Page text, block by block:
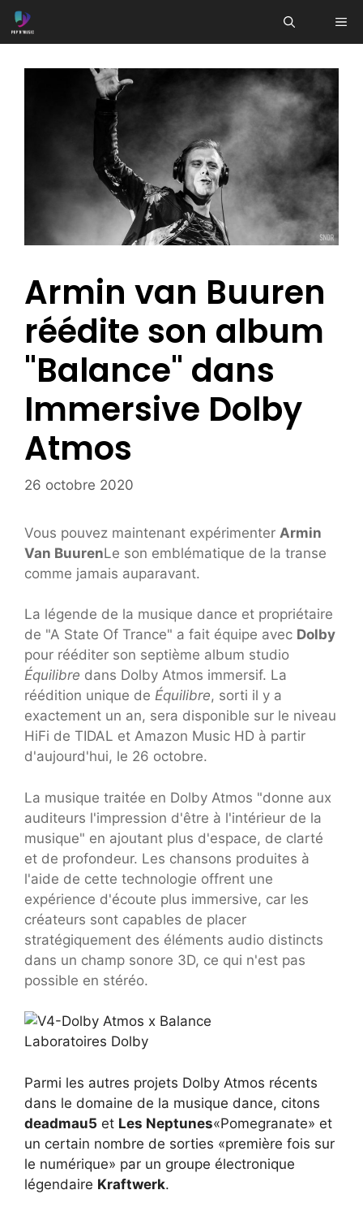
Aller
au
Armin van Buuren
réédite son album
"Balance" dans
Immersive Dolby
Atmos
26 octobre 2020
Vous pouvez maintenant expérimenter Armin
Van BuurenLe son emblématique de la transe
comme jamais auparavant.
La légende de la musique dance et propriétaire
de "A State Of Trance" a fait équipe avec Dolby
pour rééditer son septième album studio
Équilibre dans Dolby Atmos immersif. La
réédition unique de Équilibre, sorti il ​​y a
exactement un an, sera disponible sur le niveau
HiFi de TIDAL et Amazon Music HD à partir
d'aujourd'hui, le 26 octobre.
La musique traitée en Dolby Atmos "donne aux
auditeurs l'impression d'être à l'intérieur de la
musique" en ajoutant plus d'espace, de clarté
et de profondeur. Les chansons produites à
l'aide de cette technologie offrent une
expérience d'écoute plus immersive, car les
créateurs sont capables de placer
stratégiquement des éléments audio distincts
dans un champ sonore 3D, ce qui n'est pas
possible en stéréo.
Laboratoires Dolby
Parmi les autres projets Dolby Atmos récents
dans le domaine de la musique dance, citons
deadmau5 et Les Neptunes«Pomegranate» et
un certain nombre de sorties «première fois sur
le numérique» par un groupe électronique
légendaire Kraftwerk.